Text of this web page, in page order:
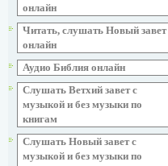
онлайн
Читать, слушать Новый завет
онлайн
Аудио Библия онлайн
Слушать Ветхий завет с
музыкой и без музыки по
книгам
Слушать Новый завет с
музыкой и без музыки по